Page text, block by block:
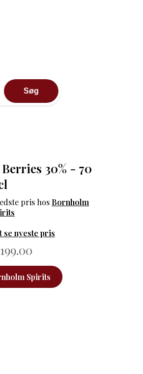
Søg
30% - 70
pris hos Bornholm
se nyeste pris
Spirits